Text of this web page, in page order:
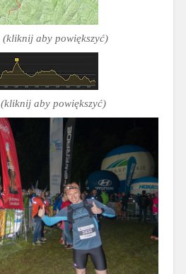
(kliknij aby powiększyć)
(kliknij aby powiększyć)